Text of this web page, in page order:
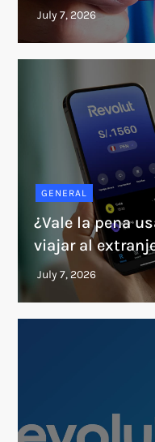
GENERAL
¿Vale la pena
viajar al